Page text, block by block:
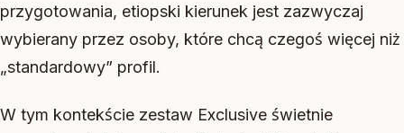
przygotowania, etiopski kierunek jest zazwyczaj
wybierany przez osoby, które chcą czegoś więcej niż
„standardowy” profil.
W tym kontekście zestaw Exclusive świetnie